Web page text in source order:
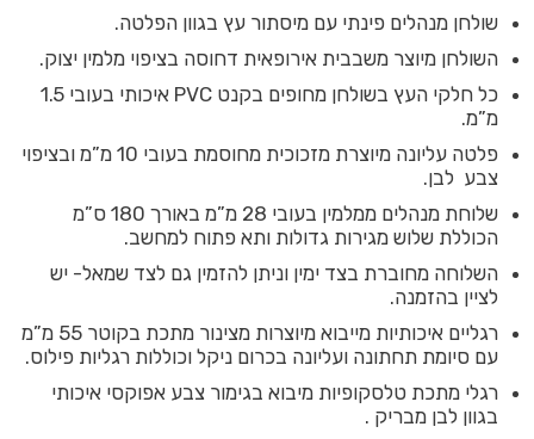
שולחן מנהלים פינתי עם מיסתור עץ בגוון הפלטה.
השולחן מיוצר משבבית אירופאית דחוסה בציפוי מלמין יצוק.
כל חלקי העץ בשולחן מחופים בקנט PVC איכותי בעובי 1.5
מ”מ.
פלטה עליונה מיוצרת מזכוכית מחוסמת בעובי 10 מ”מ ובציפוי
צבע לבן.
שלוחת מנהלים ממלמין בעובי 28 מ”מ באורך 180 ס”מ
הכוללת שלוש מגירות גדולות ותא פתוח למחשב.
השלוחה מחוברת בצד ימין וניתן להזמין גם לצד שמאל- יש
לציין בהזמנה.
רגליים איכותיות מייבוא מיוצרות מצינור מתכת בקוטר 55 מ”מ
עם סיומת תחתונה ועליונה בכרום ניקל וכוללות רגליות פילוס.
רגלי מתכת טלסקופיות מיבוא בגימור צבע אפוקסי איכותי
בגוון לבן מבריק .